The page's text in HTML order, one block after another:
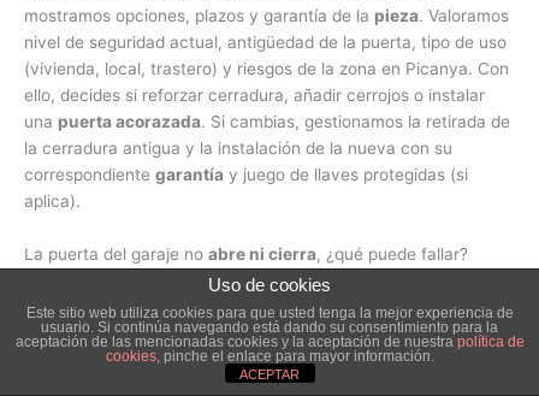
mostramos opciones, plazos y garantía de la pieza. Valoramos
nivel de seguridad actual, antigüedad de la puerta, tipo de uso
(vivienda, local, trastero) y riesgos de la zona en Picanya. Con
ello, decides si reforzar cerradura, añadir cerrojos o instalar
una puerta acorazada. Si cambias, gestionamos la retirada de
la cerradura antigua y la instalación de la nueva con su
correspondiente garantía y juego de llaves protegidas (si
aplica).
La puerta del garaje no abre ni cierra, ¿qué puede fallar?
fallo de motor, finales de carrera
desajustados, muelles o guías en mal estado, fotocélulas
sucias o placa electrónica averiada. En comunidades y chalets
de Picanya también es frecuente el desgaste por uso
intensivo. Si salta el diferencial, puede haber derivación en el
Uso de cookies
Este sitio web utiliza cookies para que usted tenga la mejor experiencia de
usuario. Si continúa navegando está dando su consentimiento para la
aceptación de las mencionadas cookies y la aceptación de nuestra política de
cookies, pinche el enlace para mayor información.
ACEPTAR